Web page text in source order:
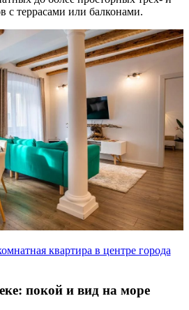
с террасами или балконами.
квартира в центре города
покой и вид на море